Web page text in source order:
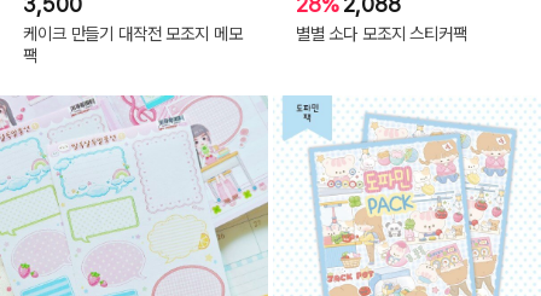
케이크 만들기 대작전 모조지 메모
팩
별별 소다 모조지 스티커팩